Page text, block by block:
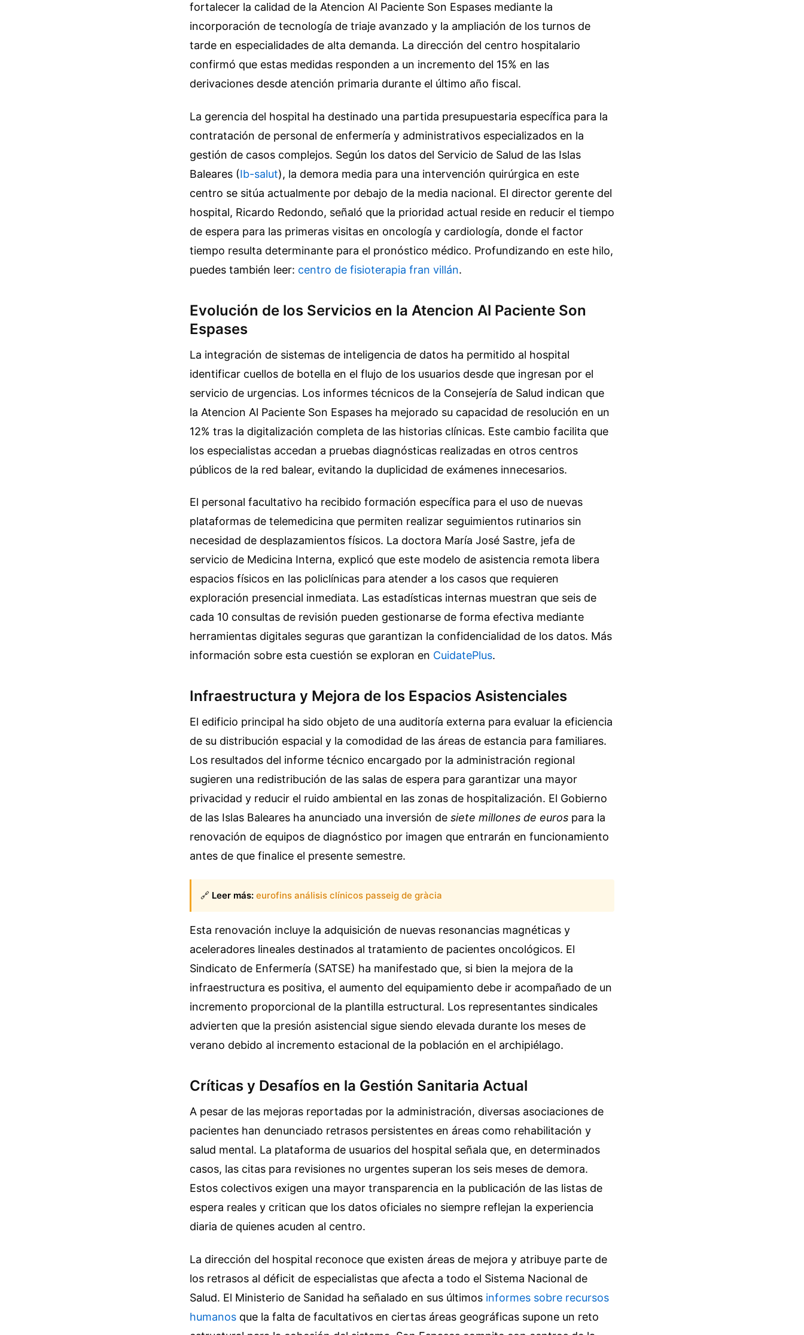
fortalecer la calidad de la Atencion Al Paciente Son Espases mediante la
incorporación de tecnología de triaje avanzado y la ampliación de los turnos de
tarde en especialidades de alta demanda. La dirección del centro hospitalario
confirmó que estas medidas responden a un incremento del 15% en las
derivaciones desde atención primaria durante el último año fiscal.
La gerencia del hospital ha destinado una partida presupuestaria específica para la
contratación de personal de enfermería y administrativos especializados en la
gestión de casos complejos. Según los datos del Servicio de Salud de las Islas
Baleares (Ib-salut), la demora media para una intervención quirúrgica en este
centro se sitúa actualmente por debajo de la media nacional. El director gerente del
hospital, Ricardo Redondo, señaló que la prioridad actual reside en reducir el tiempo
de espera para las primeras visitas en oncología y cardiología, donde el factor
tiempo resulta determinante para el pronóstico médico. Profundizando en este hilo,
puedes también leer: centro de fisioterapia fran villán.
Evolución de los Servicios en la Atencion Al Paciente Son
Espases
La integración de sistemas de inteligencia de datos ha permitido al hospital
identificar cuellos de botella en el flujo de los usuarios desde que ingresan por el
servicio de urgencias. Los informes técnicos de la Consejería de Salud indican que
la Atencion Al Paciente Son Espases ha mejorado su capacidad de resolución en un
12% tras la digitalización completa de las historias clínicas. Este cambio facilita que
los especialistas accedan a pruebas diagnósticas realizadas en otros centros
públicos de la red balear, evitando la duplicidad de exámenes innecesarios.
El personal facultativo ha recibido formación específica para el uso de nuevas
plataformas de telemedicina que permiten realizar seguimientos rutinarios sin
necesidad de desplazamientos físicos. La doctora María José Sastre, jefa de
servicio de Medicina Interna, explicó que este modelo de asistencia remota libera
espacios físicos en las policlínicas para atender a los casos que requieren
exploración presencial inmediata. Las estadísticas internas muestran que seis de
cada 10 consultas de revisión pueden gestionarse de forma efectiva mediante
herramientas digitales seguras que garantizan la confidencialidad de los datos. Más
información sobre esta cuestión se exploran en CuidatePlus.
Infraestructura y Mejora de los Espacios Asistenciales
El edificio principal ha sido objeto de una auditoría externa para evaluar la eficiencia
de su distribución espacial y la comodidad de las áreas de estancia para familiares.
Los resultados del informe técnico encargado por la administración regional
sugieren una redistribución de las salas de espera para garantizar una mayor
privacidad y reducir el ruido ambiental en las zonas de hospitalización. El Gobierno
de las Islas Baleares ha anunciado una inversión de siete millones de euros para la
renovación de equipos de diagnóstico por imagen que entrarán en funcionamiento
antes de que finalice el presente semestre.
🔗 Leer más: eurofins análisis clínicos passeig de gràcia
Esta renovación incluye la adquisición de nuevas resonancias magnéticas y
aceleradores lineales destinados al tratamiento de pacientes oncológicos. El
Sindicato de Enfermería (SATSE) ha manifestado que, si bien la mejora de la
infraestructura es positiva, el aumento del equipamiento debe ir acompañado de un
incremento proporcional de la plantilla estructural. Los representantes sindicales
advierten que la presión asistencial sigue siendo elevada durante los meses de
verano debido al incremento estacional de la población en el archipiélago.
Críticas y Desafíos en la Gestión Sanitaria Actual
A pesar de las mejoras reportadas por la administración, diversas asociaciones de
pacientes han denunciado retrasos persistentes en áreas como rehabilitación y
salud mental. La plataforma de usuarios del hospital señala que, en determinados
casos, las citas para revisiones no urgentes superan los seis meses de demora.
Estos colectivos exigen una mayor transparencia en la publicación de las listas de
espera reales y critican que los datos oficiales no siempre reflejan la experiencia
diaria de quienes acuden al centro.
La dirección del hospital reconoce que existen áreas de mejora y atribuye parte de
los retrasos al déficit de especialistas que afecta a todo el Sistema Nacional de
Salud. El Ministerio de Sanidad ha señalado en sus últimos informes sobre recursos
humanos que la falta de facultativos en ciertas áreas geográficas supone un reto